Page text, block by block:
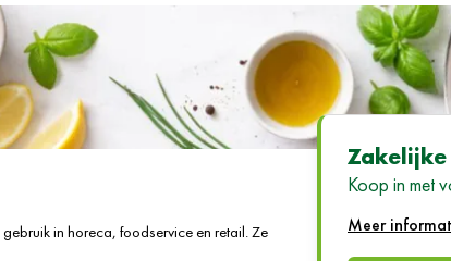
in horeca, foodservice en retail. Ze
smaakprofiel en consistente kwaliteit.
Koop in met
Meer